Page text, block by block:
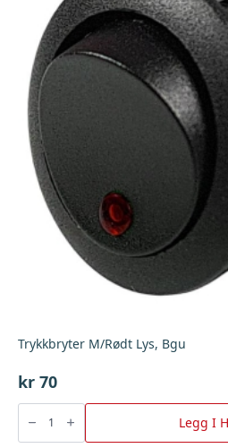
Trykkbryter M/Rødt Lys, Bgu
kr 70
Trykkbryter
M/Rødt
Lys,
Bgu
Legg I